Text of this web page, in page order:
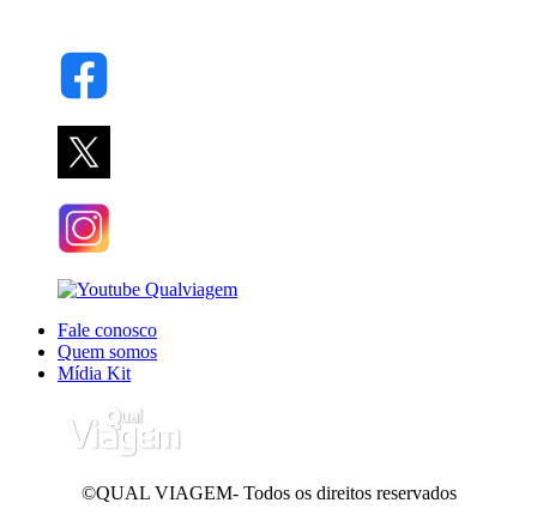
Fale conosco
Quem somos
Mídia Kit
©QUAL VIAGEM- Todos os direitos reservados